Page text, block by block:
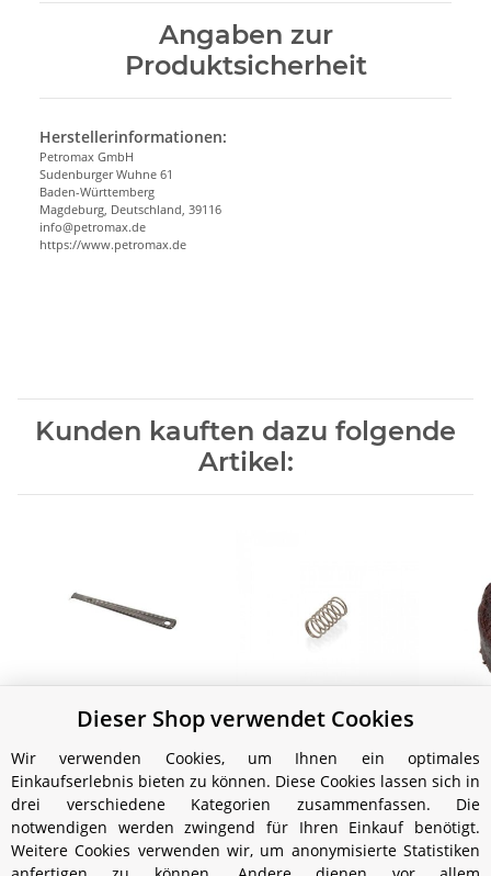
Angaben zur
Produktsicherheit
Herstellerinformationen:
Petromax GmbH
Sudenburger Wuhne 61
Baden-Württemberg
Magdeburg, Deutschland, 39116
info@petromax.de
https://www.petromax.de
Kunden kauften dazu folgende
Artikel:
Handreinigungsnadel
(HK150/250/350/500)
2,49 €
*
Feder Vergaserventil
(HK150/250/350/500)
1,99 € *
Dieser Shop verwendet Cookies
Wir verwenden Cookies, um Ihnen ein optimales
Einkaufserlebnis bieten zu können. Diese Cookies lassen sich in
drei verschiedene Kategorien zusammenfassen. Die
notwendigen werden zwingend für Ihren Einkauf benötigt.
Weitere Cookies verwenden wir, um anonymisierte Statistiken